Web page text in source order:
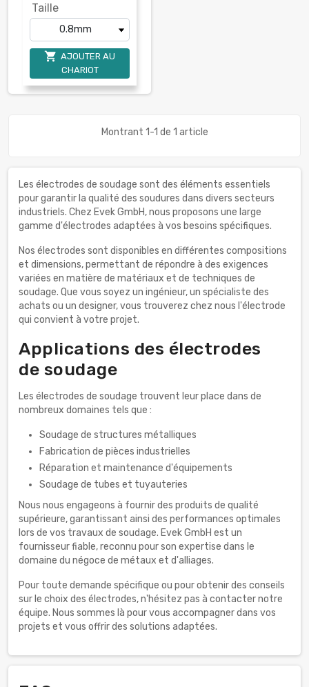
Taille
 AJOUTER AU
CHARIOT
Montrant 1-1 de 1 article
Les électrodes de soudage sont des éléments essentiels
pour garantir la qualité des soudures dans divers secteurs
industriels. Chez Evek GmbH, nous proposons une large
gamme d'électrodes adaptées à vos besoins spécifiques.
Nos électrodes sont disponibles en différentes compositions
et dimensions, permettant de répondre à des exigences
variées en matière de matériaux et de techniques de
soudage. Que vous soyez un ingénieur, un spécialiste des
achats ou un designer, vous trouverez chez nous l'électrode
qui convient à votre projet.
Applications des électrodes
de soudage
Les électrodes de soudage trouvent leur place dans de
nombreux domaines tels que :
Soudage de structures métalliques
Fabrication de pièces industrielles
Réparation et maintenance d'équipements
Soudage de tubes et tuyauteries
Nous nous engageons à fournir des produits de qualité
supérieure, garantissant ainsi des performances optimales
lors de vos travaux de soudage. Evek GmbH est un
fournisseur fiable, reconnu pour son expertise dans le
domaine du négoce de métaux et d'alliages.
Pour toute demande spécifique ou pour obtenir des conseils
sur le choix des électrodes, n'hésitez pas à contacter notre
équipe. Nous sommes là pour vous accompagner dans vos
projets et vous offrir des solutions adaptées.